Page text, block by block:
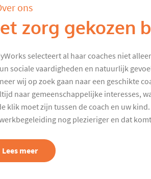
ons
zorg gekozen
selecteert al haar coaches niet
sociale vaardigheden en natuurlijk
wij op zoek gaan naar een geschikte
naar gemeenschappelijke interesses,
klik moet zijn tussen de coach en uw
nog plezieriger en dat
Lees meer